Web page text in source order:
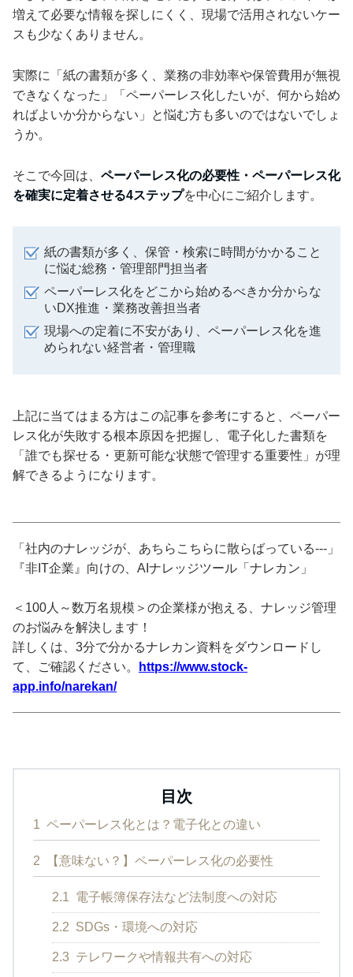
増えて必要な情報を探しにくく、現場で活用されないケー
スも少なくありません。
実際に「紙の書類が多く、業務の非効率や保管費用が無視
できなくなった」「ペーパーレス化したいが、何から始め
ればよいか分からない」と悩む方も多いのではないでしょ
うか。
そこで今回は、 ペーパーレス化の必要性・ペーパーレス化
を確実に定着させる4ステップを中心にご紹介します。
紙の書類が多く、保管・検索に時間がかかること
に悩む総務・管理部門担当者
ペーパーレス化をどこから始めるべきか分からな
いDX推進・業務改善担当者
現場への定着に不安があり、ペーパーレス化を進
められない経営者・管理職
上記に当てはまる方はこの記事を参考にすると、ペーパー
レス化が失敗する根本原因を把握し、電子化した書類を
「誰でも探せる・更新可能な状態で管理する重要性」が理
解できるようになります。
「社内のナレッジが、あちらこちらに散らばっている---」
『非IT企業』向けの、AIナレッジツール「ナレカン」
＜100人～数万名規模＞の企業様が抱える、ナレッジ管理
のお悩みを解決します！
詳しくは、3分で分かるナレカン資料をダウンロードし
て、ご確認ください。
https://www.stock-
app.info/narekan/
目次
1 ペーパーレス化とは？電子化との違い
2 【意味ない？】ペーパーレス化の必要性
2.1 電子帳簿保存法など法制度への対応
2.2 SDGs・環境への対応
2.3 テレワークや情報共有への対応